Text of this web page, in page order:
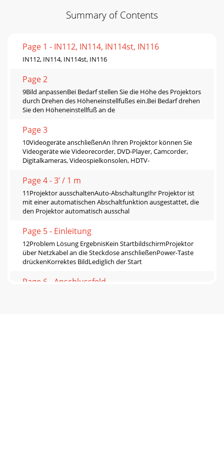
Summary of Contents
Page 1 - IN112, IN114, IN114st, IN116
IN112, IN114, IN114st, IN116
Page 2
9Bild anpassenBei Bedarf stellen Sie die Höhe des Projektors
durch Drehen des Höheneinstellfußes ein.Bei Bedarf drehen
Sie den Höheneinstellfuß an de
Page 3
10Videogeräte anschließenAn Ihren Projektor können Sie
Videogeräte wie Videorecorder, DVD-Player, Camcorder,
Digitalkameras, Videospielkonsolen, HDTV-
Page 4 - 3’ / 1 m
11Projektor ausschaltenAuto-AbschaltungIhr Projektor ist
mit einer automatischen Abschaltfunktion ausgestattet, die
den Projektor automatisch ausschal
Page 5 - Einleitung
12Problem Lösung ErgebnisKein StartbildschirmProjektor
über Netzkabel an die Steckdose anschließenPower-Taste
drückenKorrektes BildLediglich der Start
Page 6 - Anschlussfeld